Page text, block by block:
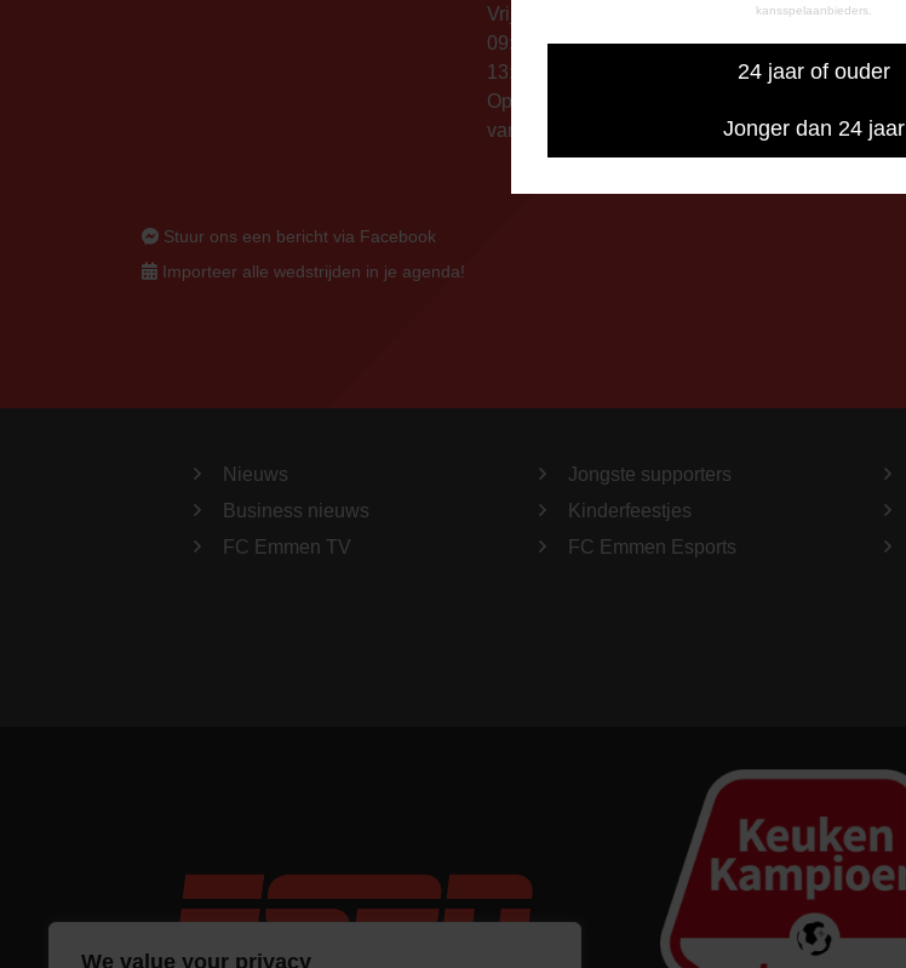
We value your privacy
kansspelaanbieders.
24 jaar of ouder
Jonger dan 24 jaar
Vrijdag
09:00 - 12:15 uur
13:00 - 17:00 uur
Op thuiswedstrijddagen bereikbaar
vanaf 13:00 - 20:00 uur
Stuur ons een bericht via Facebook
Importeer alle wedstrijden in je agenda!
Nieuws
Business nieuws
FC Emmen TV
Jongste supporters
Kinderfeestjes
FC Emmen Esports